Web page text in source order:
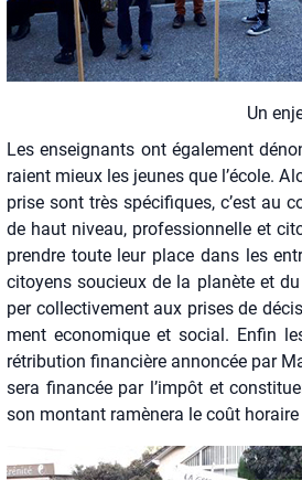
Un
Les ensei­gnants ont éga­le­ment
raient mieux les jeunes que l’école.
prise sont très spé­ci­fiques, c’est au
de haut niveau, pro­fes­sion­nelle et
prendre toute leur place dans les
citoyens sou­cieux de la pla­nète et
per col­lec­ti­ve­ment aux prises de
ment eco­no­mique et social. Enfin
rétri­bu­tion finan­cière annon­cée par
sera finan­cée par l’impôt et
son mon­tant ramè­ne­ra le coût